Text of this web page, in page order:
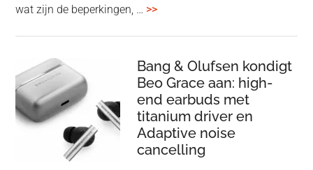
wat zijn de beperkingen, … >>overSpotify
nu
ook
in
‘lossless’
kwaliteit
Bang & Olufsen kondigt
Beo Grace aan: high-
end earbuds met
titanium driver en
Adaptive noise
cancelling